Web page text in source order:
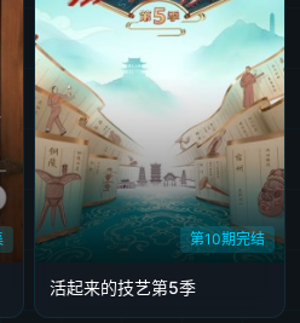
第10期完结
活起来的技艺第5季